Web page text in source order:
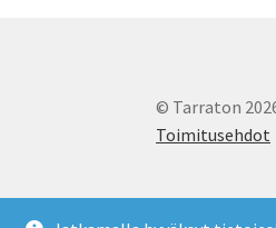
© Tarraton
Toimitusehdot